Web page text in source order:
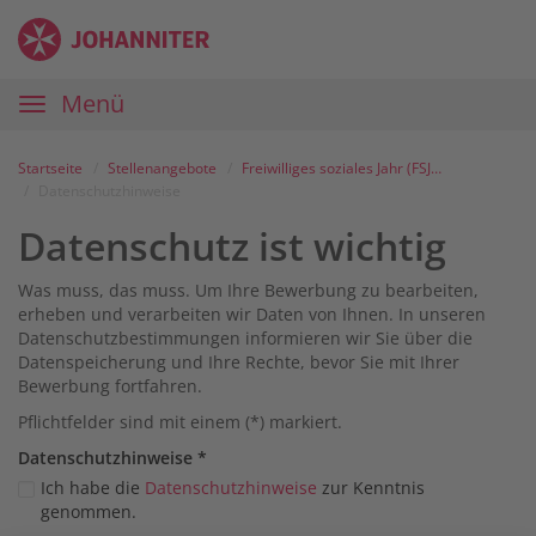
Zum
Inhalt
Anmelden
Zur
Navigation
Zur
Startseite
Karriereportal
Johanniter
Hauptnavigation
Menü
Startseite Stellenangebote
Freiwilliges soziales Jahr (FSJ) / Bundesfreiwilligendienst (BFD) in unserem Kindergarten Haus der kleinen Entdecker in Lindenberg
Datenschutz ist wichtig
Was muss, das muss. Um Ihre Bewerbung zu bearbeiten,
erheben und verarbeiten wir Daten von Ihnen. In unseren
Datenschutzbestimmungen informieren wir Sie über die
Datenspeicherung und Ihre Rechte, bevor Sie mit Ihrer
Bewerbung fortfahren.
Pflichtfelder sind mit einem (*) markiert.
Datenschutz­hinweise *
Ich habe die Datenschutzhinweise zur Kenntnis
genommen.